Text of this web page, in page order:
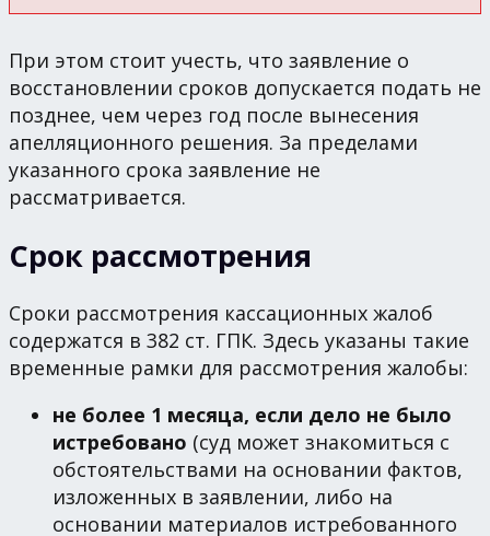
При этом стоит учесть, что заявление о
восстановлении сроков допускается подать не
позднее, чем через год после вынесения
апелляционного решения. За пределами
указанного срока заявление не
рассматривается.
Срок рассмотрения
Сроки рассмотрения кассационных жалоб
содержатся в 382 ст. ГПК. Здесь указаны такие
временные рамки для рассмотрения жалобы:
не более 1 месяца, если дело не было
истребовано (суд может знакомиться с
обстоятельствами на основании фактов,
изложенных в заявлении, либо на
основании материалов истребованного